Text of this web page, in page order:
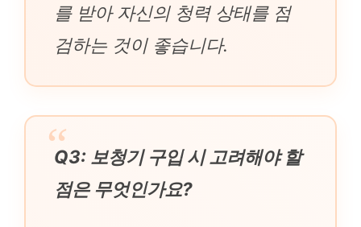
를 받아 자신의 청력 상태를 점
검하는 것이 좋습니다.
Q3: 보청기 구입 시 고려해야 할
점은 무엇인가요?